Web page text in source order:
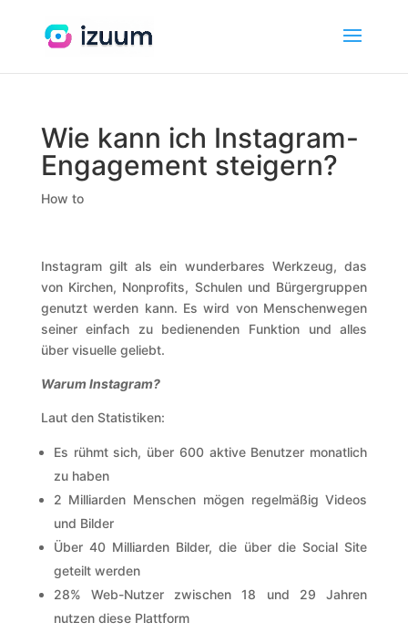
Wie kann ich Instagram-
Engagement steigern?
How to
Instagram gilt als ein wunderbares Werkzeug, das
von Kirchen, Nonprofits, Schulen und Bürgergruppen
genutzt werden kann. Es wird von Menschenwegen
seiner einfach zu bedienenden Funktion und alles
über visuelle geliebt.
Warum Instagram?
Laut den Statistiken:
Es rühmt sich, über 600 aktive Benutzer monatlich
zu haben
2 Milliarden Menschen mögen regelmäßig Videos
und Bilder
Über 40 Milliarden Bilder, die über die Social Site
geteilt werden
28% Web-Nutzer zwischen 18 und 29 Jahren
nutzen diese Plattform